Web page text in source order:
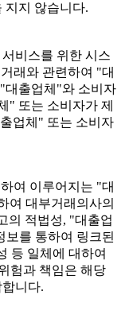
지지 않습니다.
비스를 위한 시스
래와 관련하여 "대
대출업체"와 소비자
" 또는 소비자가 제
업체" 또는 소비자
여 이루어지는 "대
여 대부거래의사의
의 적법성, "대출업
를 통하여 링크된
등 일체에 대하여
험과 책임은 해당
니다.